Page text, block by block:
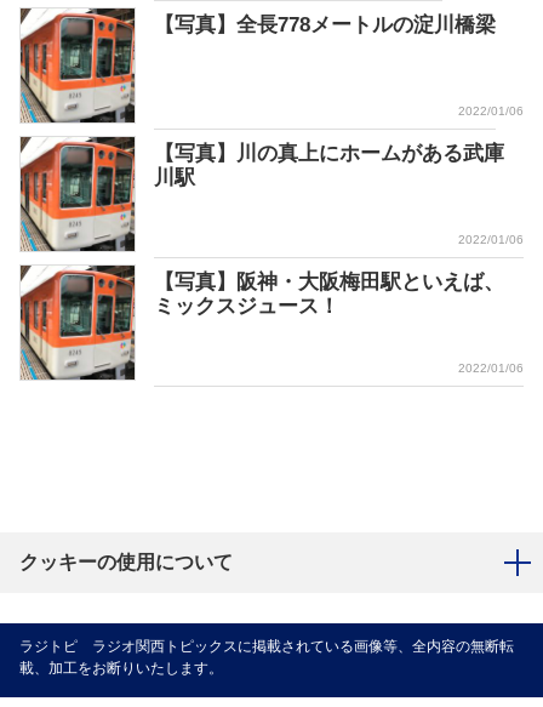
【写真】全長778メートルの淀川橋梁
2022/01/06
【写真】川の真上にホームがある武庫
川駅
2022/01/06
【写真】阪神・大阪梅田駅といえば、
ミックスジュース！
2022/01/06
クッキーの使用について
ラジトピ ラジオ関西トピックスに掲載されている画像等、全内容の無断転
載、加工をお断りいたします。